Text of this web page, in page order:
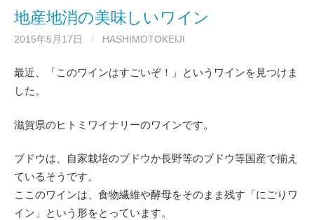
地産地消の美味しいワイン
2015年5月17日 / HASHIMOTOKEIJI
最近、「このワインはすごいぞ！」というワインを見つけま
した。
滋賀県のヒトミワイナリーのワインです。
ブドウは、自家栽培のブドウか長野等のブドウ等国産で揃え
ているそうです。
ここのワインは、食物繊維や酵母をそのまま残す「にごりワ
イン」という形をとっています。